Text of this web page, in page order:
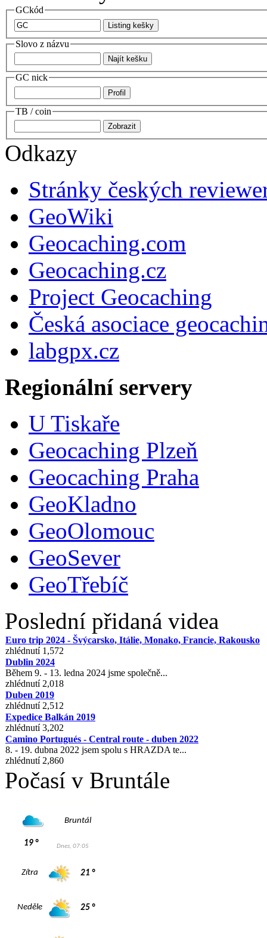
GCkód
Slovo z názvu
GC nick
TB / coin
Odkazy
Stránky českých
GeoWiki
Geocaching.com
Geocaching.cz
Project Geocaching
Česká asociace
labgpx.cz
Regionální servery
U Tiskaře
Geocaching Plzeň
Geocaching Praha
GeoKladno
GeoOlomouc
GeoSever
GeoTřebíč
Poslední přidaná videa
Euro trip 2024 - Švýcarsko, Itálie, Monako, Francie, Rakousko
zhlédnutí 1,572
Dublin 2024
Během 9. - 13. ledna 2024 jsme společně...
zhlédnutí 2,018
Duben 2019
zhlédnutí 2,512
Expedice Balkán 2019
zhlédnutí 3,202
Camino Portugués - Central route - duben 2022
8. - 19. dubna 2022 jsem spolu s HRAZDA te...
zhlédnutí 2,860
Počasí v Bruntále